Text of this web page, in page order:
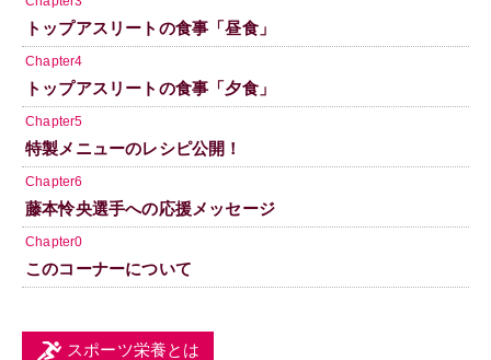
トップアスリートの食事「昼食」
Chapter4
トップアスリートの食事「夕食」
Chapter5
特製メニューのレシピ公開！
Chapter6
藤本怜央選手への応援メッセージ
Chapter0
このコーナーについて
スポーツ栄養とは